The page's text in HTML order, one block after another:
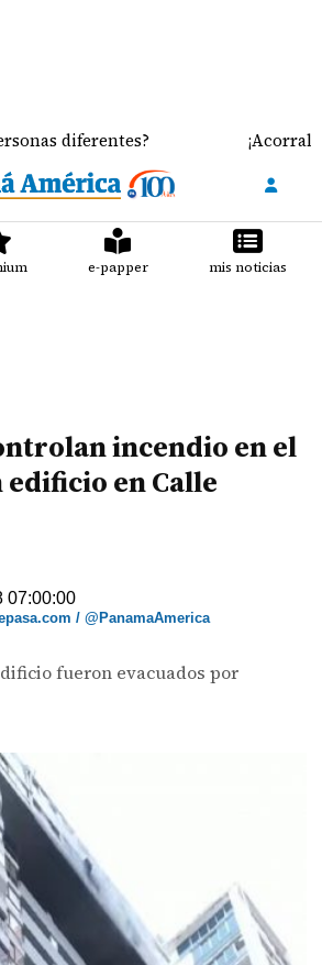
¡Acorralados!
e-papper mis noticias
incendio en el
edificio en Calle
07:00:00
/ @PanamaAmerica
fueron evacuados por